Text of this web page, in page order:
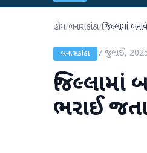
હોમ/બનાસકાંઠા/જિલ્લામાં
બનાસકાંઠા 7 જુલાઈ,
જિલ્લામાં
ભરાઈ